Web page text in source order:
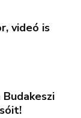
videó is